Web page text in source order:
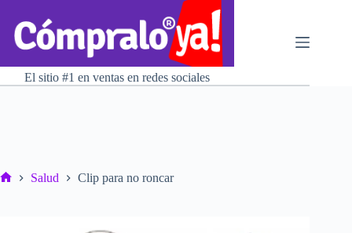
contenido
El sitio #1 en ventas en redes sociales
Salud Clip para no roncar